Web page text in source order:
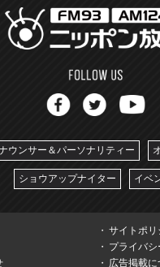
ウンサー＆パーソナリティー
ショウアップナイター イベ
サイトポリ
プライバシ
広告掲載に